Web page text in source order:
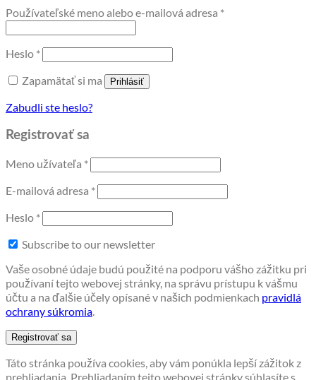
Používateľské meno alebo e-mailová adresa *Povinné
Heslo *Povinné
Zapamätať si ma Prihlásiť
Zabudli ste heslo?
Registrovať sa
Meno užívateľa *Povinné
E-mailová adresa *Povinné
Heslo *Povinné
Subscribe to our newsletter
Vaše osobné údaje budú použité na podporu vášho zážitku pri
používaní tejto webovej stránky, na správu prístupu k vášmu
účtu a na ďalšie účely opísané v našich podmienkach pravidlá
ochrany súkromia
Registrovať sa
Táto stránka používa cookies, aby vám ponúkla lepší zážitok z
prehliadania. Prehliadaním tejto webovej stránky súhlasíte s